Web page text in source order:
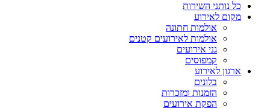
כל נותני השירות
מקום לאירוע
אולמות חתונה
אולמות לאירועים קטנים
גני אירועים
קמפוסים
ארגון לאירוע
בלונים
הזמנות ומזכרות
הפקת אירועים